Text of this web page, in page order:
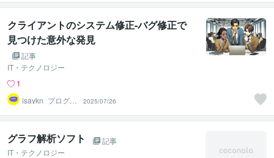
クライアントのシステム修正-バグ修正で
見つけた意外な発見
記事
IT・テクノロジー
1
isaykn_プログラ
ム相談製作プロ
2025/07/26
グラフ解析ソフト
記事
IT・テクノロジー